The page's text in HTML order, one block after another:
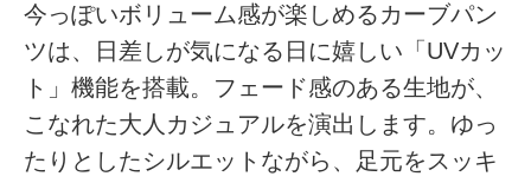
今っぽいボリューム感が楽しめるカーブパン
ツは、日差しが気になる日に嬉しい「UVカッ
ト」機能を搭載。フェード感のある生地が、
こなれた大人カジュアルを演出します。ゆっ
たりとしたシルエットながら、足元をスッキ